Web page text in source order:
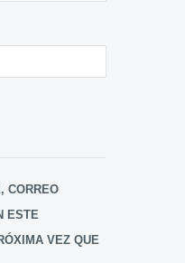
CORREO
ESTE
VEZ QUE